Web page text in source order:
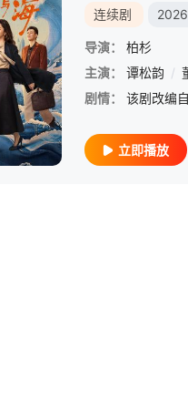
连续剧 2026
导演：
柏杉
主演：
谭松韵 /
剧情：
立即播放